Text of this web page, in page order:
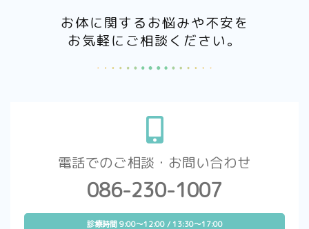
お体に関するお悩みや不安を
お気軽にご相談ください。
電話でのご相談・お問い合わせ
086-230-1007
診療時間 9:00～12:00 / 13:30～17:00